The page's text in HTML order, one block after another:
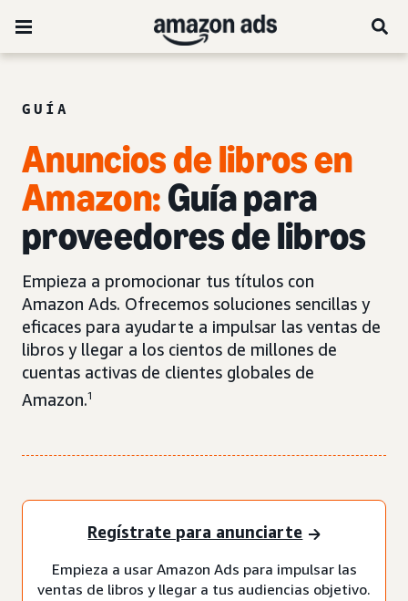
GUÍA
Anuncios de libros en
Amazon:Guía para
proveedores de libros
Empieza a promocionar tus títulos con
Amazon Ads. Ofrecemos soluciones sencillas y
eficaces para ayudarte a impulsar las ventas de
libros y llegar a los cientos de millones de
cuentas activas de clientes globales de
Amazon.1
Regístrate para anunciarte
Empieza a usar Amazon Ads para impulsar las
ventas de libros y llegar a tus audiencias objetivo.